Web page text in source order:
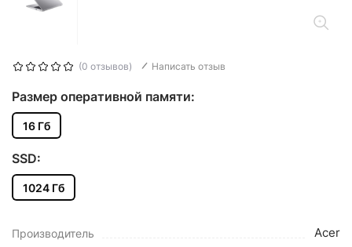
(0 отзывов) Написать отзыв
Размер оперативной памяти:
16 Гб
SSD:
1024 Гб
Производитель Acer